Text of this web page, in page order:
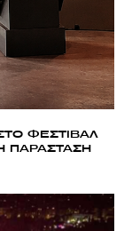
ΦΕΣΤΙΒΑΛ
ΠΑΡΑΣΤΑΣΗ